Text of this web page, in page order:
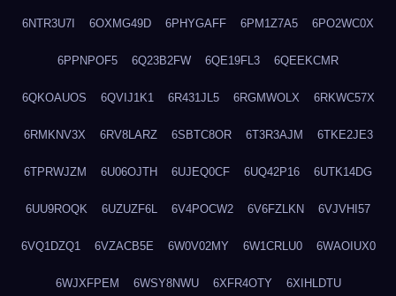
6NTR3U7I 6OXMG49D 6PHYGAFF 6PM1Z7A5 6PO2WC0X
6PPNPOF5 6Q23B2FW 6QE19FL3 6QEEKCMR
6QKOAUOS 6QVIJ1K1 6R431JL5 6RGMWOLX 6RKWC57X
6RMKNV3X 6RV8LARZ 6SBTC8OR 6T3R3AJM 6TKE2JE3
6TPRWJZM 6U06OJTH 6UJEQ0CF 6UQ42P16 6UTK14DG
6UU9ROQK 6UZUZF6L 6V4POCW2 6V6FZLKN 6VJVHI57
6VQ1DZQ1 6VZACB5E 6W0V02MY 6W1CRLU0 6WAOIUX0
6WJXFPEM 6WSY8NWU 6XFR4OTY 6XIHLDTU